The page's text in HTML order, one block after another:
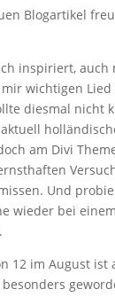
Blogartikel
inspiriert, auch
wichtigen
diesmal nicht
am Divi
Und
wieder bei
12 im August ist